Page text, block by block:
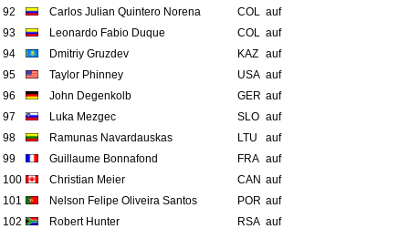
92
Carlos Julian Quintero Norena COL auf
93
Leonardo Fabio Duque COL auf
94
Dmitriy Gruzdev KAZ auf
95
Taylor Phinney USA auf
96
John Degenkolb GER auf
97
Luka Mezgec SLO auf
98
Ramunas Navardauskas LTU
auf
99
Guillaume Bonnafond FRA auf
100
Christian Meier CAN auf
101
Nelson Felipe Oliveira Santos POR auf
102
Robert Hunter RSA auf